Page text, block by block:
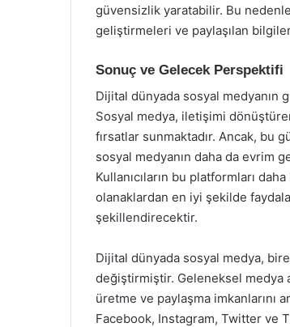
güvensizlik yaratabilir. Bu
geliştirmeleri ve paylaşılan
Sonuç ve Gelecek Perspektifi
Dijital dünyada sosyal medyanın
Sosyal medya, iletişimi
fırsatlar sunmaktadır. Ancak, bu
sosyal medyanın daha da evrim
Kullanıcıların bu platformları
olanaklardan en iyi şekilde
şekillendirecektir.
Dijital dünyada sosyal medya,
değiştirmiştir. Geleneksel medya
üretme ve paylaşma imkanlarını
Facebook, Instagram, Twitter ve